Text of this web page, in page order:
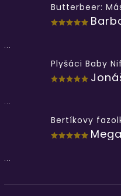
Butterbeer:
...
Plyšáci Baby
...
Bertíkovy
Mega
...